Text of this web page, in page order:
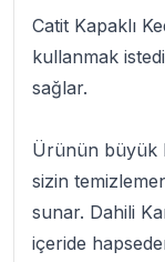
Catit Kapaklı
kullanmak
sağlar.
Ürünün büyük
sizin
sunar. Dahili
içeride